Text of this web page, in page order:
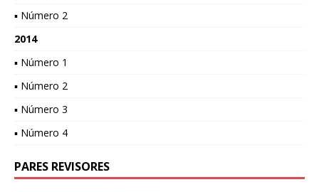
▪ Número 2
2014
▪ Número 1
▪ Número 2
▪ Número 3
▪ Número 4
PARES REVISORES